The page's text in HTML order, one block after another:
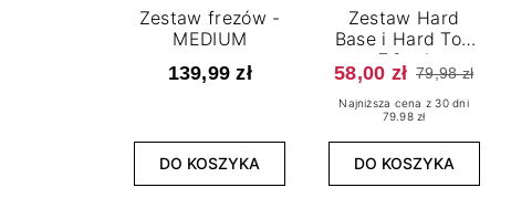
Zestaw frezów -
MEDIUM
139,99 zł
DO KOSZYKA
Zestaw Hard
Base i Hard Top
7,2 ml
58,00 zł 79,98 zł
Najniższa cena z 30 dni
79.98 zł
DO KOSZYKA